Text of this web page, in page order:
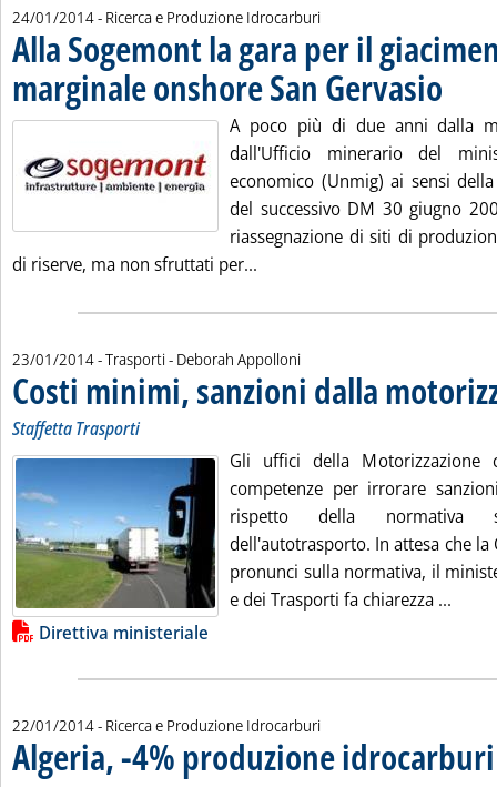
24/01/2014- Ricerca e Produzione Idrocarburi
Alla Sogemont la gara per il
marginale onshore San Gervasio
A poco più di due anni dalla
dall'Ufficio minerario del
economico (Unmig) ai sensi
del successivo DM 30 giugno
riassegnazione di siti di
di riserve, ma non sfruttati per...
23/01/2014- Trasporti - di:
Deborah Appolloni
Costi minimi, sanzioni dalla
Staffetta Trasporti
Gli uffici della Motorizzazione
competenze per irrorare
rispetto della
dell'autotrasporto. In attesa che la
pronunci sulla normativa, il
e dei Trasporti fa chiarezza ...
Lista allegati PDF alla notizia
Direttiva ministeriale
22/01/2014- Ricerca e Produzione Idrocarburi
Algeria, -4% produzione